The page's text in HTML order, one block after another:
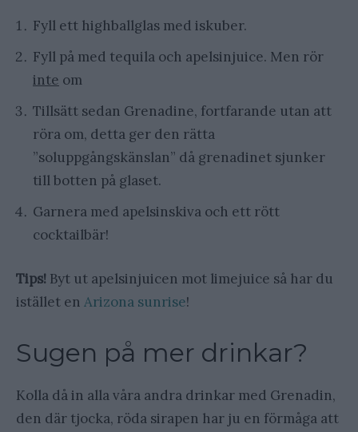
Fyll ett highballglas med iskuber.
Fyll på med tequila och apelsinjuice. Men rör
inte om
Tillsätt sedan Grenadine, fortfarande utan att
röra om, detta ger den rätta
”soluppgångskänslan” då grenadinet sjunker
till botten på glaset.
Garnera med apelsinskiva och ett rött
cocktailbär!
Tips! Byt ut apelsinjuicen mot limejuice så har du
istället en Arizona sunrise!
Sugen på mer drinkar?
Kolla då in alla våra andra drinkar med Grenadin,
den där tjocka, röda sirapen har ju en förmåga att